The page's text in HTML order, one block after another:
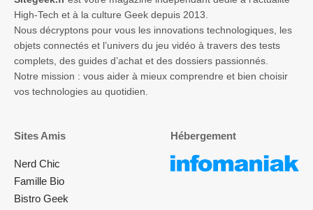
High-Tech et à la culture Geek depuis 2013.
Nous décryptons pour vous les innovations technologiques, les
objets connectés et l’univers du jeu vidéo à travers des tests
complets, des guides d’achat et des dossiers passionnés.
Notre mission : vous aider à mieux comprendre et bien choisir
vos technologies au quotidien.
Sites Amis
Nerd Chic
Famille Bio
Bistro Geek
Hébergement